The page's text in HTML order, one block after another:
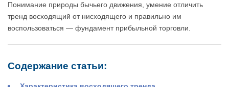
Понимание природы бычьего движения, умение отличить
тренд восходящий от нисходящего и правильно им
воспользоваться — фундамент прибыльной торговли.
Содержание статьи: